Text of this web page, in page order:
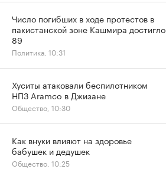
Число погибших в ходе протестов в
пакистанской зоне Кашмира достигло
89
Политика, 10:31
Хуситы атаковали беспилотником
НПЗ Aramco в Джизане
Общество, 10:30
Как внуки влияют на здоровье
бабушек и дедушек
Общество, 10:25